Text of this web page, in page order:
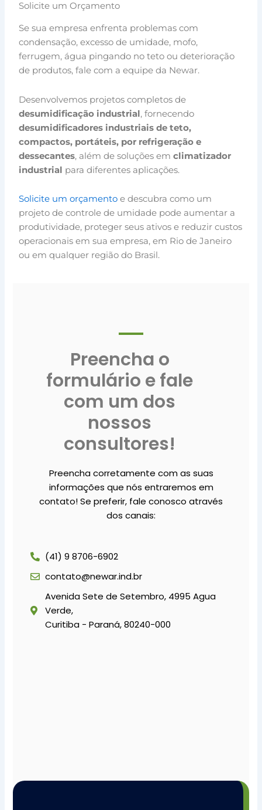
Solicite um Orçamento
Se sua empresa enfrenta problemas com
condensação, excesso de umidade, mofo,
ferrugem, água pingando no teto ou deterioração
de produtos, fale com a equipe da Newar.
Desenvolvemos projetos completos de
desumidificação industrial, fornecendo
desumidificadores industriais de teto,
compactos, portáteis, por refrigeração e
dessecantes, além de soluções emclimatizador
industrial para diferentes aplicações.
Solicite um orçamento e descubra como um
projeto de controle de umidade pode aumentar a
produtividade, proteger seus ativos e reduzir custos
operacionais em sua empresa, em Rio de Janeiro
ou em qualquer região do Brasil.
Preencha o
formulário e fale
com um dos
nossos
consultores!
Preencha corretamente com as suas
informações que nós entraremos em
contato! Se preferir, fale conosco através
dos canais:
(41) 9 8706-6902
contato@newar.ind.br
Avenida Sete de Setembro, 4995 Agua
Verde,
Curitiba - Paraná, 80240-000